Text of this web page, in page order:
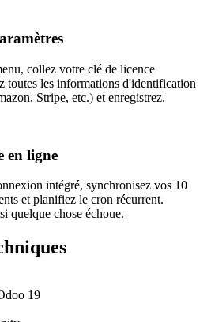
collez votre clé de licence
toutes les informations d'identification
Stripe, etc.) et enregistrez.
en ligne
intégré, synchronisez vos 10
et planifiez le cron récurrent.
quelque chose échoue.
19